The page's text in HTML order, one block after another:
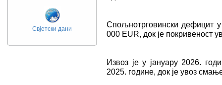
Свјетски дани
Спољнотрговински дефицит
000 ЕUR, док је покривеност
Извоз је у јануару 2026.
2025. године, док је увоз